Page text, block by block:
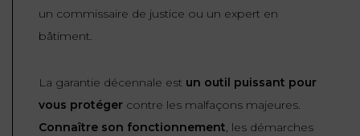
un commissaire de justice ou un expert en
bâtiment.
La garantie décennale est un outil puissant pour
vous protéger contre les malfaçons majeures.
Connaître son fonctionnement, les démarches